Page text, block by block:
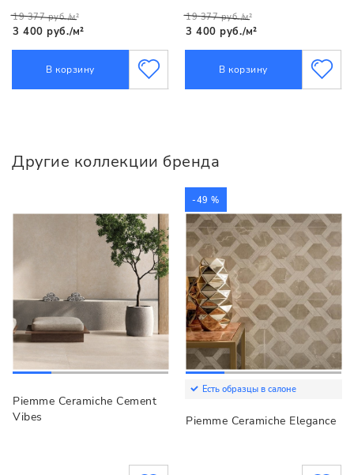
19 377 руб./м²
3 400 руб./м²
В корзину
19 377 руб./м²
3 400 руб./м²
В корзину
Другие коллекции бренда
Piemme Ceramiche Cement
Vibes
-49 %
Есть образцы в салоне
Piemme Ceramiche Elegance